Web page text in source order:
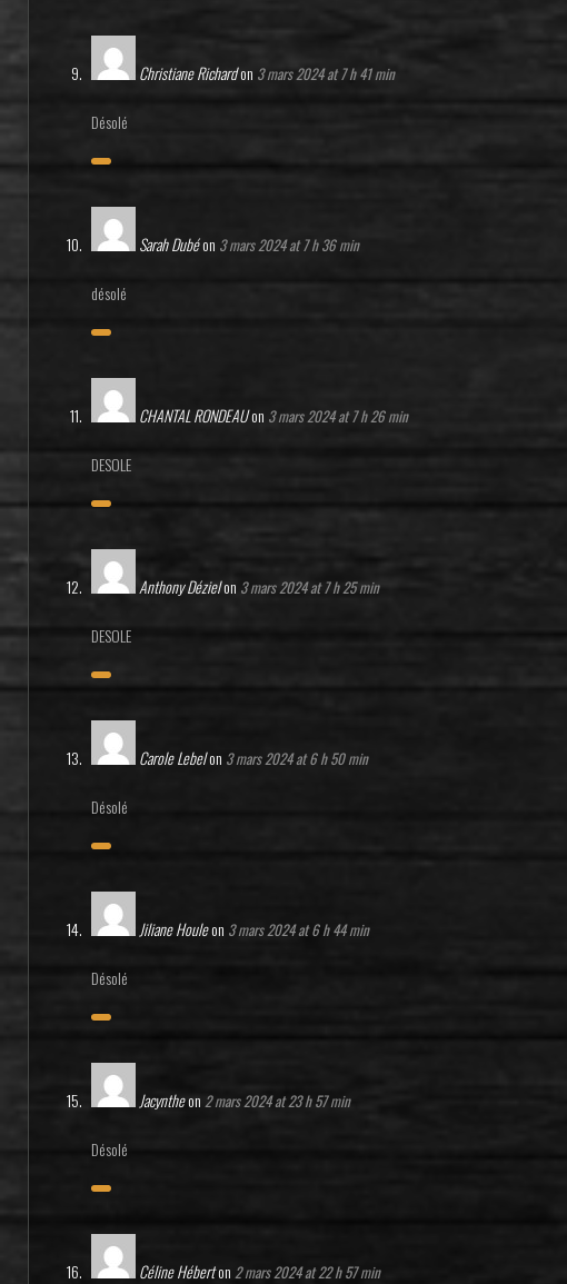
Christiane Richardon 3 mars 2024 at 7 h 41 min
Désolé
Sarah Dubéon 3 mars 2024 at 7 h 36 min
désolé
CHANTAL RONDEAUon 3 mars 2024 at 7 h 26 min
DESOLE
Anthony Dézielon 3 mars 2024 at 7 h 25 min
DESOLE
Carole Lebelon 3 mars 2024 at 6 h 50 min
Désolé
Jiliane Houleon 3 mars 2024 at 6 h 44 min
Désolé
Jacyntheon 2 mars 2024 at 23 h 57 min
Désolé
Céline Héberton 2 mars 2024 at 22 h 57 min